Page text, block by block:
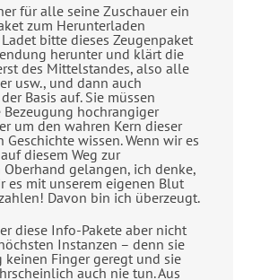
für alle seine Zuschauer ein
zum Herunterladen
bitte dieses Zeugenpaket
herunter und klärt die
des Mittelstandes, also alle
usw., und dann auch
Basis auf. Sie müssen
hochrangiger
um den wahren Kern dieser
wissen. Wenn wir es
diesem Weg zur
gelangen, ich denke,
es mit unserem eigenen Blut
Davon bin ich überzeugt.
diese Info-Pakete aber nicht
Instanzen – denn sie
keinen Finger geregt und sie
auch nie tun. Aus